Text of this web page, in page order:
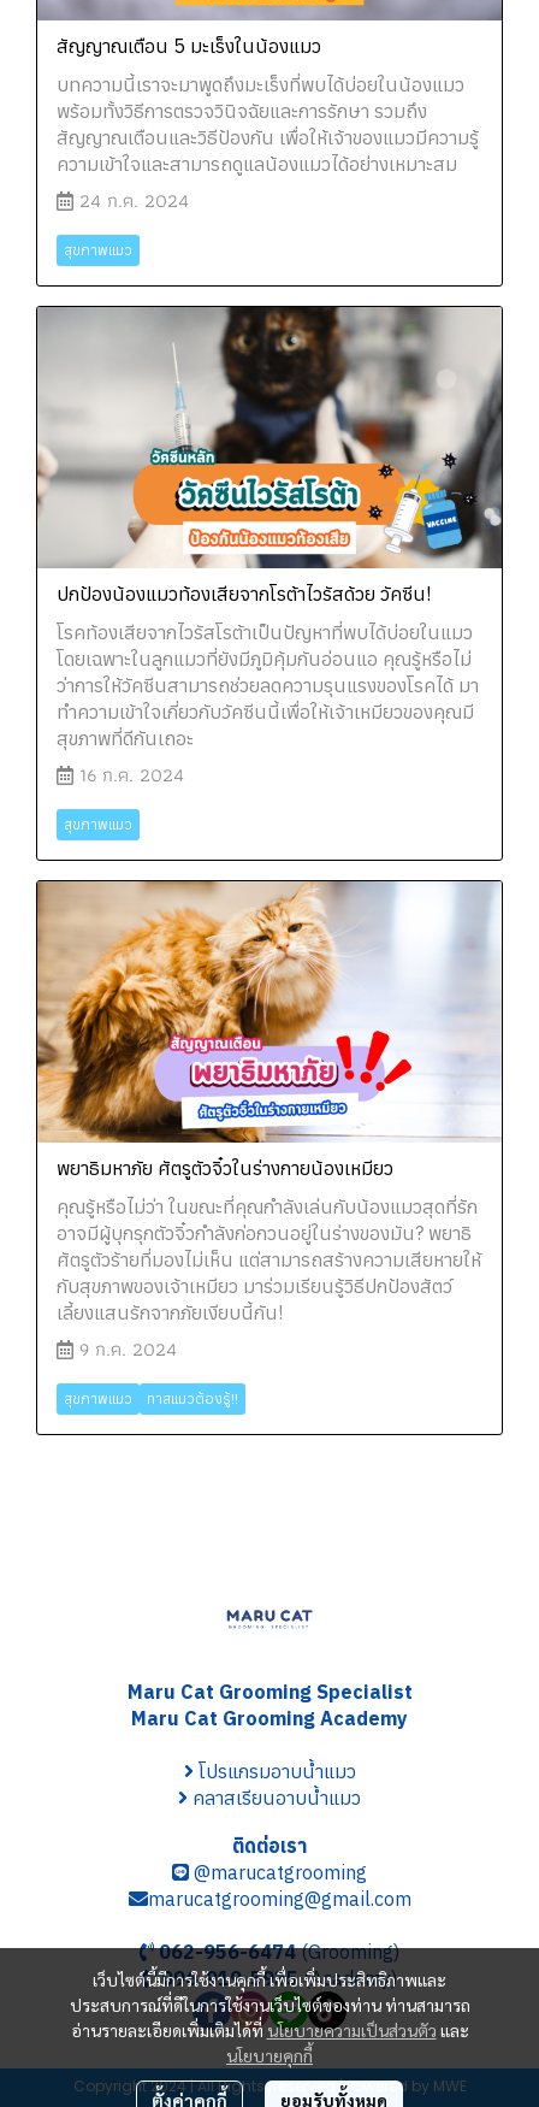
สัญญาณเตือน 5 มะเร็งในน้องแมว
บทความนี้เราจะมาพูดถึงมะเร็งที่พบได้บ่อยในน้องแมว
พร้อมทั้งวิธีการตรวจวินิจฉัยและการรักษา รวมถึง
สัญญาณเตือนและวิธีป้องกัน เพื่อให้เจ้าของแมวมีความรู้
ความเข้าใจและสามารถดูแลน้องแมวได้อย่างเหมาะสม
24 ก.ค. 2024
สุขภาพแมว
ปกป้องน้องแมวท้องเสียจากโรต้าไวรัสด้วย วัคซีน!
โรคท้องเสียจากไวรัสโรต้าเป็นปัญหาที่พบได้บ่อยในแมว
โดยเฉพาะในลูกแมวที่ยังมีภูมิคุ้มกันอ่อนแอ คุณรู้หรือไม่
ว่าการให้วัคซีนสามารถช่วยลดความรุนแรงของโรคได้ มา
ทำความเข้าใจเกี่ยวกับวัคซีนนี้เพื่อให้เจ้าเหมียวของคุณมี
สุขภาพที่ดีกันเถอะ
16 ก.ค. 2024
สุขภาพแมว
พยาธิมหาภัย ศัตรูตัวจิ๋วในร่างกายน้องเหมียว
คุณรู้หรือไม่ว่า ในขณะที่คุณกำลังเล่นกับน้องแมวสุดที่รัก
อาจมีผู้บุกรุกตัวจิ๋วกำลังก่อกวนอยู่ในร่างของมัน? พยาธิ
ศัตรูตัวร้ายที่มองไม่เห็น แต่สามารถสร้างความเสียหายให้
กับสุขภาพของเจ้าเหมียว มาร่วมเรียนรู้วิธีปกป้องสัตว์
เลี้ยงแสนรักจากภัยเงียบนี้กัน!
9 ก.ค. 2024
สุขภาพแมว ทาสแมวต้องรู้!!
เว็บไซต์นี้มีการใช้งานคุกกี้ เพื่อเพิ่มประสิทธิภาพและ
ประสบการณ์ที่ดีในการใช้งานเว็บไซต์ของท่าน ท่านสามารถ
อ่านรายละเอียดเพิ่มเติมได้ที่นโยบายความเป็นส่วนตัว และ
นโยบายคุกกี้
ตั้งค่าคุกกี้ ยอมรับทั้งหมด
Maru Cat Grooming Specialist
Maru Cat Grooming Academy
โปรแกรมอาบน้ำแมว
คลาสเรียนอาบน้ำแมว
ติดต่อเรา
@marucatgrooming
marucatgrooming@gmail.com
062-956-6474(Grooming)
096-919-5935(Academy)
Copyright 2024 | All Rights Reserved | Powered by MWE